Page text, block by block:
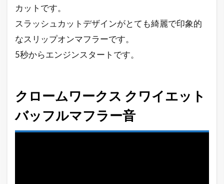
カットです。
スラッシュカットデザインがとても綺麗で印象的
なスリップオンマフラーです。
5秒からエンジンスタートです。
クロームワークス クワイエット
バッフルマフラー音